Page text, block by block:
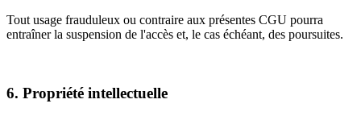
Tout usage frauduleux ou contraire aux présentes CGU pourra
entraîner la suspension de l'accès et, le cas échéant, des poursuites.
6. Propriété intellectuelle